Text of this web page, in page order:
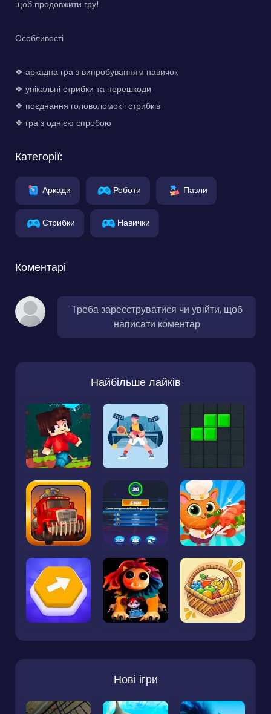
щоб продовжити гру!
Особливості
❖ аркадна гра з випробуванням навичок
❖ унікальні стрибки та перешкоди
❖ поєднання головоломок і стрибків
❖ гра з однією спробою
Категорії:
Аркади Роботи Пазли
Стрибки Навички
Коментарі
Треба зареєструватися чи увійти, щоб
написати коментар
Найбільше лайків
Нові ігри